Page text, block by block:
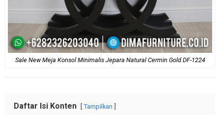
Sale New Meja Konsol Minimalis Jepara Natural Cermin Gold DF-1224
Daftar Isi Konten Tampilkan